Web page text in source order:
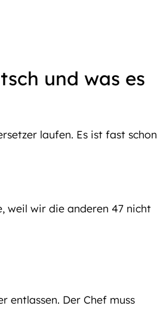
und was es
laufen. Es ist fast schon
weil wir die anderen 47 nicht
entlassen. Der Chef muss